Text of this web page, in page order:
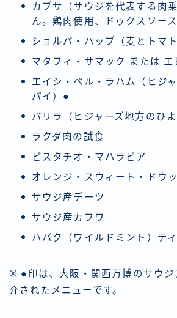
カブサ（サウジを代表する肉
ん。鶏肉使用、ドゥクスソース
ショルバ・ハッブ（麦とトマ
マタフィ・サマック または エ
エイシ・ベル・ラハム（ヒジ
パイ）●
バリラ（ヒジャーズ地方のひ
ラクダ肉の試食
ピスタチオ・マハラビア
オレンジ・スウィート・ドウ
サウジ産デーツ
サウジ産カフワ
ハバク（ワイルドミント）テ
※ ●印は、大阪・関西万博のサウジ
介されたメニューです。